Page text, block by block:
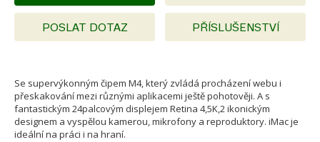
POSLAT DOTAZ PŘÍSLUŠENSTVÍ
Se supervýkonným čipem M4, který zvládá procházení webu i
přeskakování mezi různými aplikacemi ještě pohotověji. A s
fantastickým 24palcovým displejem Retina 4,5K,2 ikonickým
designem a vyspělou kamerou, mikrofony a reproduktory. iMac je
ideální na práci i na hraní.